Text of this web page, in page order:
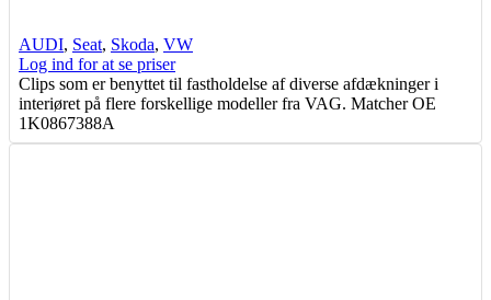
AUDI, Seat, Skoda, VW
Log ind for at se priser
Clips som er benyttet til fastholdelse af diverse afdækninger i
interiøret på flere forskellige modeller fra VAG. Matcher OE
1K0867388A